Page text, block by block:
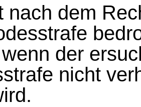
nach dem
der
nicht